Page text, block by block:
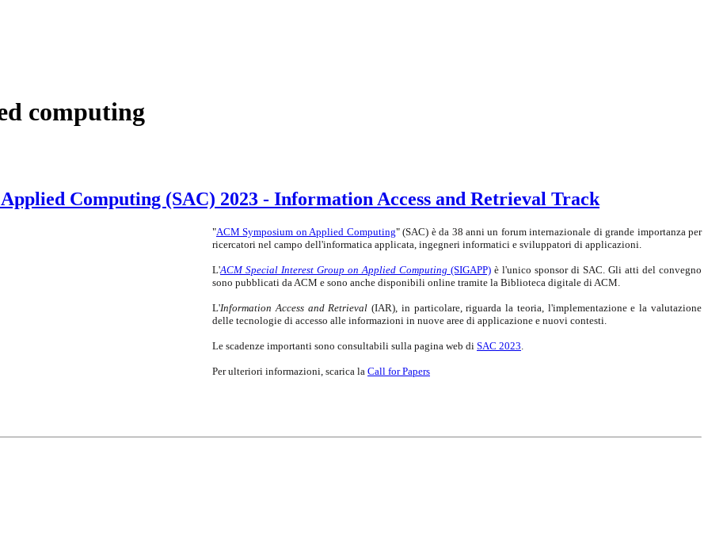
computing
Computing (SAC) 2023 - Information Access and Retrieval Track
"ACM Symposium on Applied Computing"(SAC) è da 38 anni un forum internazionale di grande importanza per
ricercatori nel campo dell'informatica applicata, ingegneri informatici e sviluppatori di applicazioni.
L'ACM Special Interest Group on Applied Computing (SIGAPP) è l'unico sponsor di SAC. Gli atti del convegno
sono pubblicati da ACM e sono anche disponibili online tramite la Biblioteca digitale di ACM.
L'Information Access and Retrieval (IAR), in particolare, riguarda la teoria, l'implementazione e la valutazione
delle tecnologie di accesso alle informazioni in nuove aree di applicazione e nuovi contesti.
Le scadenze importanti sono consultabili sulla pagina web di SAC 2023
Per ulteriori informazioni, scarica la Call for Papers